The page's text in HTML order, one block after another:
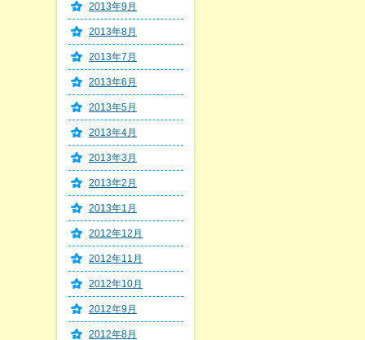
2013年9月
2013年8月
2013年7月
2013年6月
2013年5月
2013年4月
2013年3月
2013年2月
2013年1月
2012年12月
2012年11月
2012年10月
2012年9月
2012年8月